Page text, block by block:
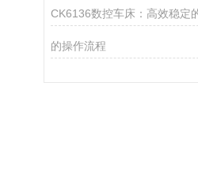
的操作流程